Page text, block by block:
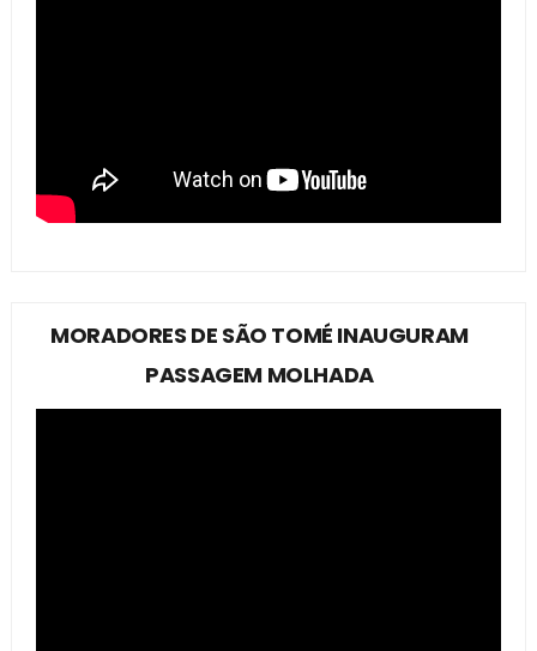
MORADORES DE SÃO TOMÉ INAUGURAM
PASSAGEM MOLHADA